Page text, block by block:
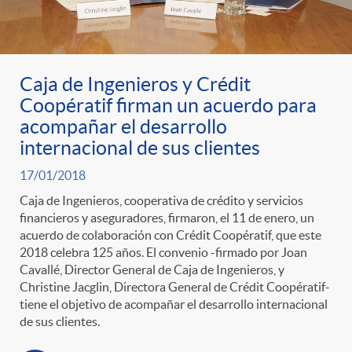
r
a
S
a
l
a
n
p
o
r
c
a
e
n
i
d
o
A
l
i
c
a
d
o
r
Caja de Ingenieros y Crédit
Coopératif firman un acuerdo para
acompañar el desarrollo
internacional de sus clientes
17/01/2018
Caja de Ingenieros, cooperativa de crédito y servicios
financieros y aseguradores, firmaron, el 11 de enero, un
acuerdo de colaboración con Crédit Coopératif, que este
2018 celebra 125 años. El convenio -firmado por Joan
Cavallé, Director General de Caja de Ingenieros, y
Christine Jacglin, Directora General de Crédit Coopératif-
tiene el objetivo de acompañar el desarrollo internacional
de sus clientes.